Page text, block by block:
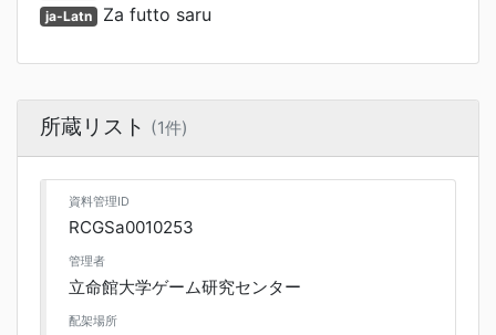
ja-Latn Za futto saru
所蔵リスト (1件)
資料管理ID
RCGSa0010253
管理者
立命館大学ゲーム研究センター
配架場所